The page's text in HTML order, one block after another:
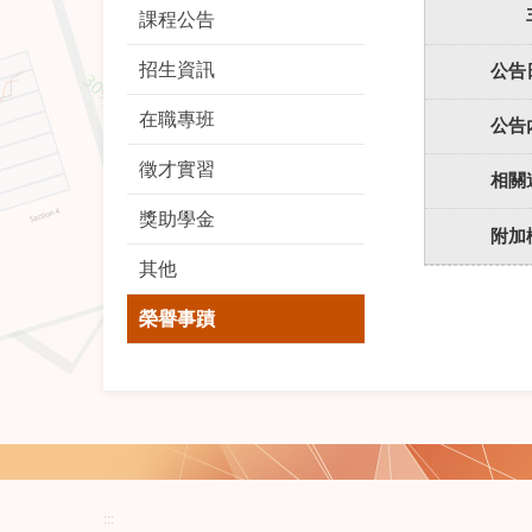
課程公告
招生資訊
在職專班
徵才實習
獎助學金
其他
榮譽事蹟
公告
公告
相關
附加
:::